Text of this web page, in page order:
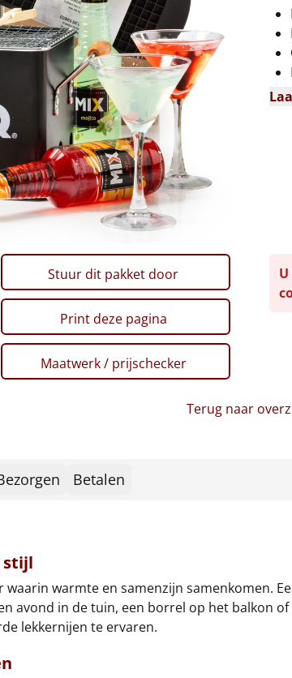
Stuur dit pakket door
Print deze pagina
Maatwerk / prijschecker
Terug naar
Betalen
stijl
waarin warmte en samenzijn samenkomen.
avond in de tuin, een borrel op het balkon
lekkernijen te ervaren.